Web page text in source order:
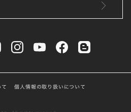
て 個人情報の取り扱いについて